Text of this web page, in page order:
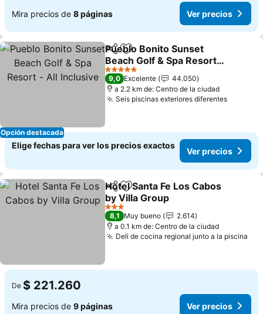
Mira precios de 8 páginas Ver precios
Opción destacada
CompartirAgregar a favoritos
Pueblo Bonito Sunset
Beach Golf & Spa Resort -
All Inclusive
5 Estrellas
9,0 Excelente
44.050
a 2.2 km de: Centro de la ciudad
Seis piscinas exteriores diferentes
Elige fechas para ver los precios exactos
Ver precios
CompartirAgregar a favoritos
Hotel Santa Fe Los Cabos
by Villa Group
3 Estrellas
8,1 Muy bueno
2.614
a 0.1 km de: Centro de la ciudad
Deli de cocina regional junto a la piscina
De $ 221.260
Mira precios de 9 páginas Ver precios